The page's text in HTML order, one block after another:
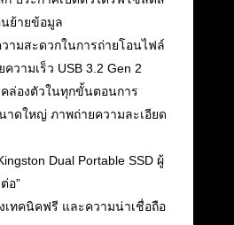
ย้ายข้อมูล
ามสะดวกในการถ่ายโอนไฟล์
ามเร็ว USB 3.2 Gen 2
ล่องตัวในทุกขั้นตอนการ
ดใหญ่ ภาพถ่ายความละเอียด
Dual Portable SSD ผู้
อ”
เทคนิคฟรี และความน่าเชื่อถือ